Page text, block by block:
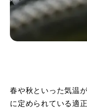
春や秋といった気温
に定められている適